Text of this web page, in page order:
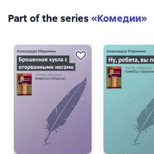
Part of the series«Комедии»